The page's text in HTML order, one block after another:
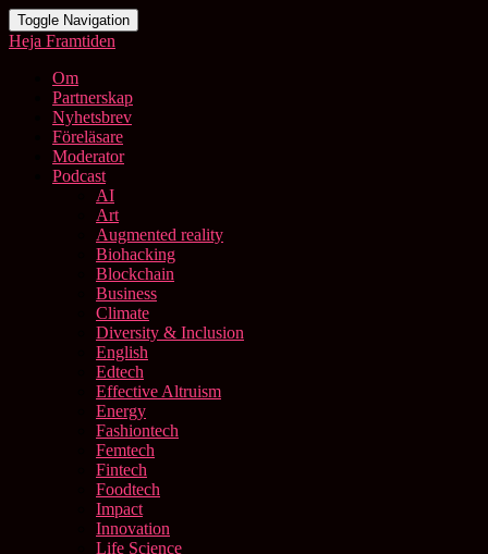
Toggle Navigation
Heja Framtiden
Om
Partnerskap
Nyhetsbrev
Föreläsare
Moderator
Podcast
AI
Art
Augmented reality
Biohacking
Blockchain
Business
Climate
Diversity & Inclusion
English
Edtech
Effective Altruism
Energy
Fashiontech
Femtech
Fintech
Foodtech
Impact
Innovation
Life Science